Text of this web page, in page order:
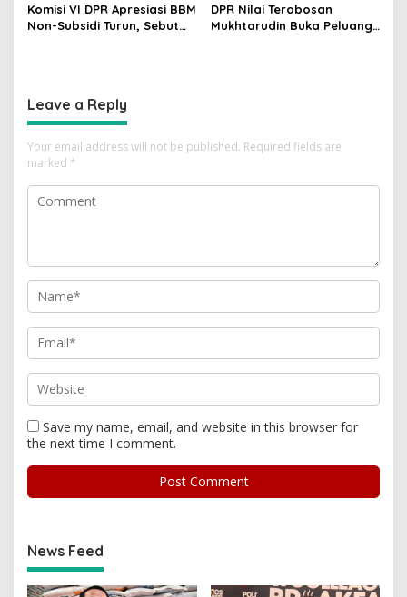
Komisi VI DPR Apresiasi BBM
Non-Subsidi Turun, Sebut
DPR Nilai Terobosan
Mukhtarudin Buka Peluang
Leave a Reply
Your email address will not be published. Required fields are
marked *
Save my name, email, and website in this browser for
the next time I comment.
News Feed